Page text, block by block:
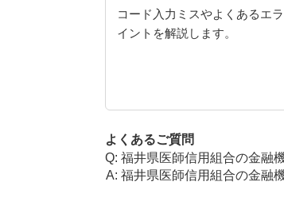
コード入力ミスやよくあるエ
イントを解説します。
よくあるご質問
福井県医師信用組合の金融
福井県医師信用組合の金融